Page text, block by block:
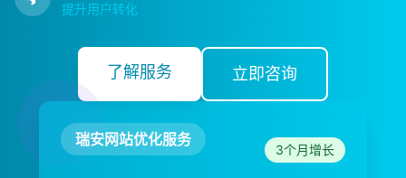
提升用户转化
了解服务 立即咨询
瑞安网站优化服务
3个月增长